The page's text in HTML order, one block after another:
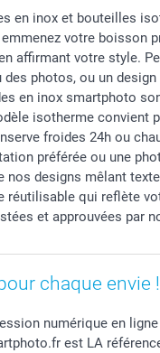
cadeau
en inox et bouteilles
votre boisson
affirmant votre style.
des photos, ou un
en inox smartphoto
isotherme convient
froides 24h ou
préférée ou une
nos designs mêlant
réutilisable qui reflète
et approuvées par
chaque envie !
numérique en
est LA